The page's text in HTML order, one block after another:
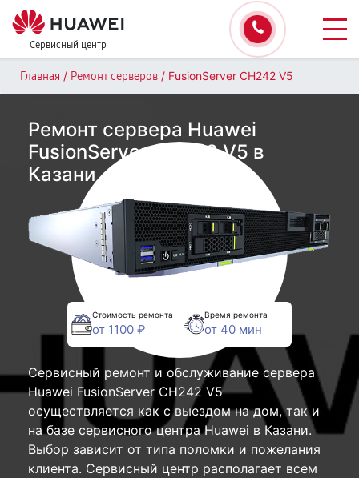
Сервисный центр
Главная / Ремонт серверов / FusionServer CH242 V5
Ремонт сервера Huawei
FusionServer CH242 V5 в
Казани
Стоимость ремонта
от 1100 ₽
Время ремонта
от 40 мин
Сервисный ремонт и обслуживание сервера
Huawei FusionServer CH242 V5
осуществляется как с выездом на дом, так и
на базе сервисного центра Huawei в Казани.
Выбор зависит от типа поломки и пожелания
клиента. Сервисный центр располагает всем